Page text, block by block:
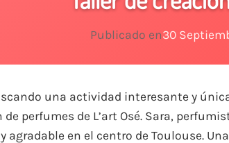
Publicado en30
una actividad interesante y
de perfumes de L’art Osé. Sara,
agradable en el centro de Toulouse.